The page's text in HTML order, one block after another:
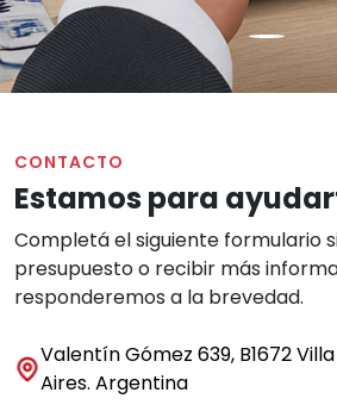
CONTACTO
Estamos para
Completá el siguiente formulario
presupuesto o recibir más
responderemos a la brevedad.
Valentín Gómez 639, B1672
Aires. Argentina